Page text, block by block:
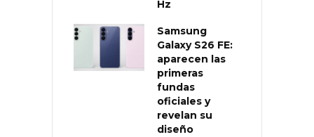
Hz
Samsung
Galaxy S26 FE:
aparecen las
primeras
fundas
oficiales y
revelan su
diseño